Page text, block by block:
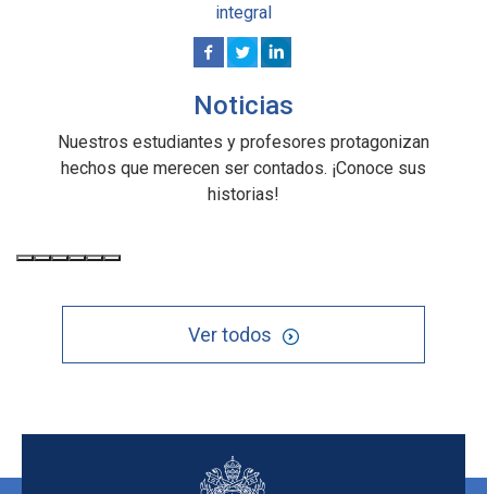
integral
Noticias
Nuestros estudiantes y profesores protagonizan
hechos que merecen ser contados. ¡Conoce sus
historias!
Ver todos